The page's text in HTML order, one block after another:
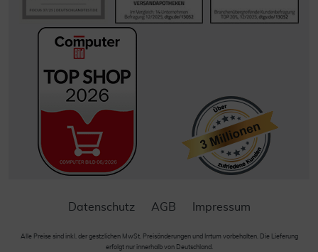
Datenschutz AGB Impressum
Alle Preise sind inkl. der gestzlichen MwSt. Preisänderungen und Irrtum vorbehalten. Die Lieferung
erfolgt nur innerhalb von Deutschland.